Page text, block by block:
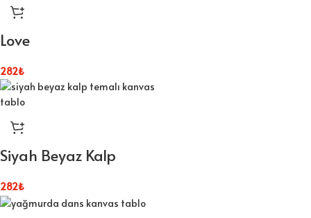
Love
282₺
Siyah Beyaz Kalp
282₺